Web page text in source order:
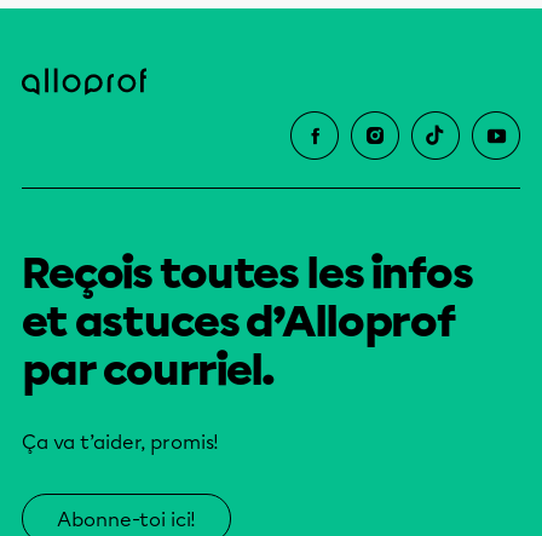
Reçois toutes les infos
et astuces d’Alloprof
par courriel.
Ça va t’aider, promis!
Abonne-toi ici!